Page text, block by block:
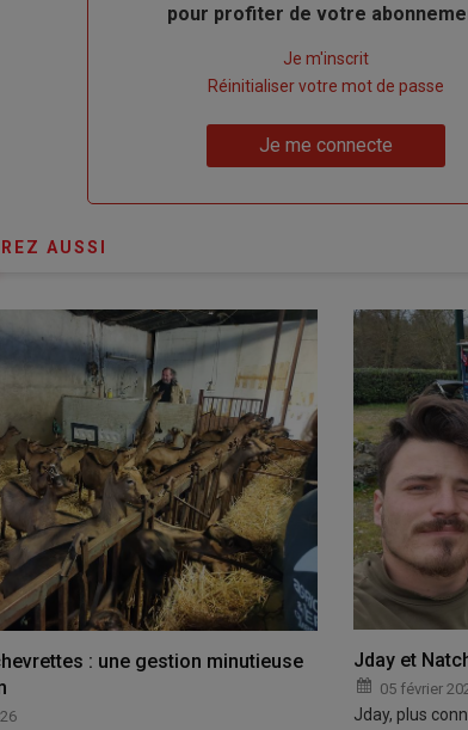
pour profiter de votre
compte"
Je m'inscrit
Réinitialiser votre mot de passe
Je me connecte
AUSSI
: une gestion minutieuse
Jday et
05 février
Jday, plus